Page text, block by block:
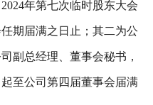
年第七次临时股东大会
期届满之日止；其二为公
副总经理、董事会秘书，
至公司第四届董事会届满